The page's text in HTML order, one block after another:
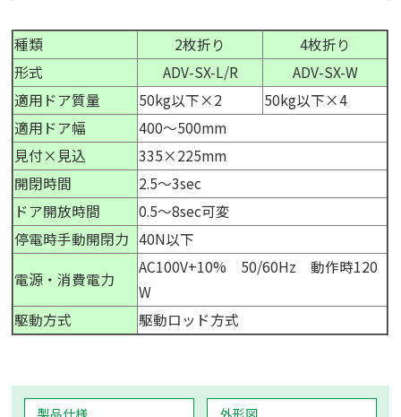
種類 2枚折り
4枚折り
形式
ADV-SX-L/R
ADV-SX-W
適用ドア質量
50kg以下×2
50kg以下×4
適用ドア幅
400～500mm
見付×見込
335×225mm
開閉時間
2.5～3sec
ドア開放時間
0.5～8sec可変
停電時手動開閉力 40N以下
電源・消費電力
AC100V+10% 50/60Hz 動作時120
W
駆動方式
駆動ロッド方式